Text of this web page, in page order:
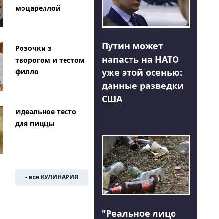
моцареллой
Розочки з
творогом и тестом
филло
Идеальное тесто
для пиццы
- вся КУЛИНАРИЯ
Путин может
напасть на НАТО
уже этой осенью:
данные разведки
США
"Реальное лицо